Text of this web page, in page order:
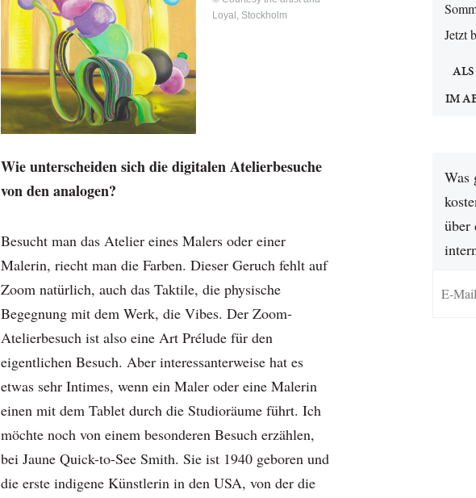
Loyal, Stockholm
Wie unterscheiden sich die digitalen Atelierbesuche
von den analogen?
Besucht man das Atelier eines Malers oder einer
Malerin, riecht man die Farben. Dieser Geruch fehlt auf
Zoom natürlich, auch das Taktile, die physische
Begegnung mit dem Werk, die Vibes. Der Zoom-
Atelierbesuch ist also eine Art Prélude für den
eigentlichen Besuch. Aber interessanterweise hat es
etwas sehr Intimes, wenn ein Maler oder eine Malerin
einen mit dem Tablet durch die Studioräume führt. Ich
möchte noch von einem besonderen Besuch erzählen,
bei Jaune Quick-to-See Smith. Sie ist 1940 geboren und
die erste indigene Künstlerin in den USA, von der die
Jetzt
IM
Was
über